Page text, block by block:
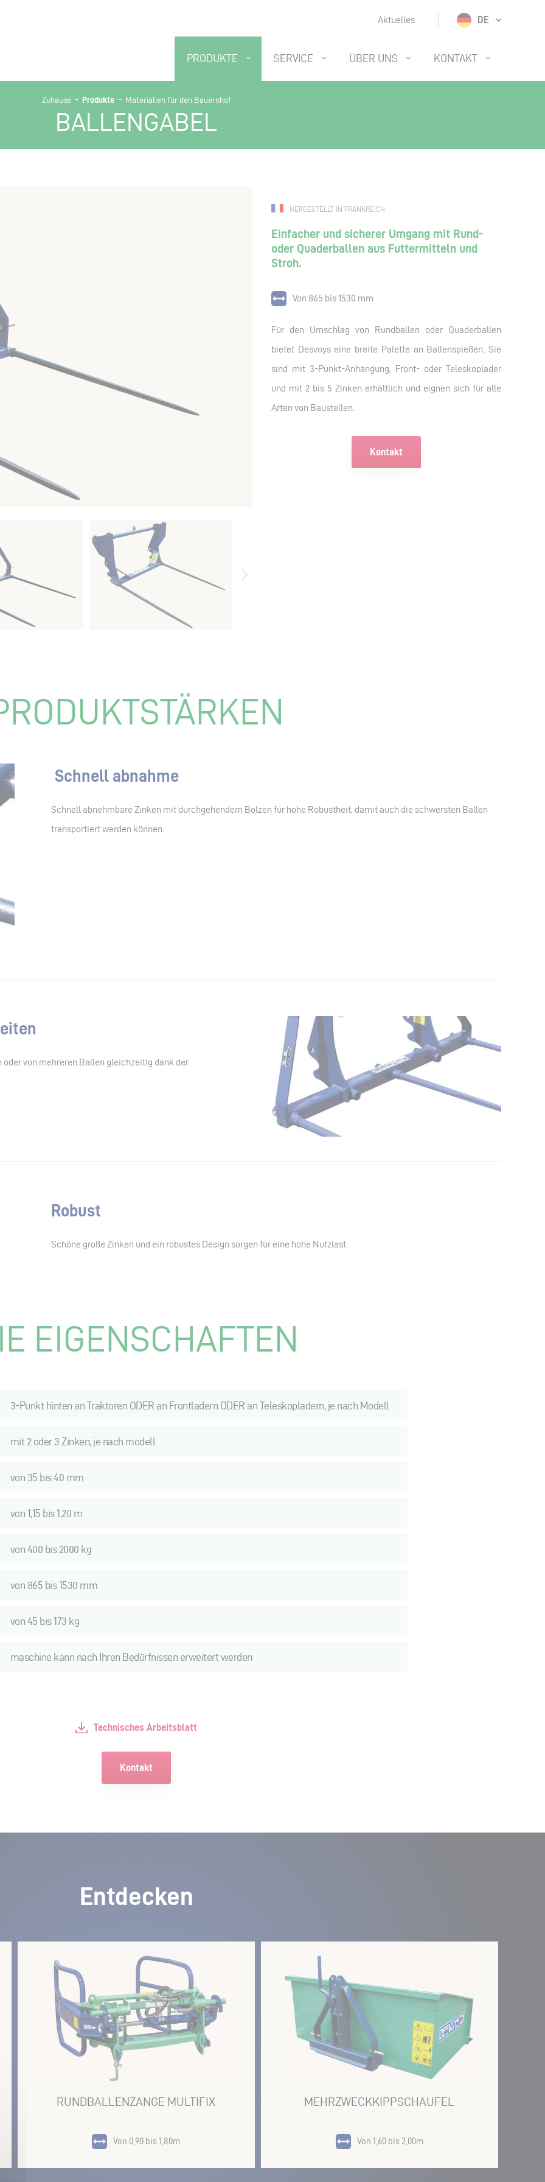
PRODUKTE SERVICE ÜBER UNS KONTAKT
Aktuelles DE
Zuhause- Produkte- Materialien für den Bauernhof
BALLENGABEL
HERGESTELLT IN FRANKREICH
Einfacher und sicherer Umgang mit Rund-
oder Quaderballen aus Futtermitteln und
Stroh.
Von 865 bis 1530 mm
Für den Umschlag von Rundballen oder Quaderballen
bietet Desvoys eine breite Palette an Ballenspießen. Sie
sind mit 3-Punkt-Anhängung, Front- oder Teleskoplader
und mit 2 bis 5 Zinken erhältlich und eignen sich für alle
Arten von Baustellen.
Kontakt
Schnell abnahme
Schnell abnehmbare Zinken mit durchgehendem Bolzen für hohe Robustheit, damit auch die schwersten Ballen
transportiert werden können.
von mehreren Ballen gleichzeitig dank der
Robust
Schöne große Zinken und ein robustes Design sorgen für eine hohe Nutzlast.
EIGENSCHAFTEN
3-Punkt hinten an Traktoren ODER an Frontladern ODER an Teleskopladern, je nach Modell
mit 2 oder 3 Zinken, je nach modell
von 35 bis 40 mm
von 1,15 bis 1,20 m
von 400 bis 2000 kg
von 865 bis 1530 mm
von 45 bis 173 kg
maschine kann nach Ihren Bedürfnissen erweitert werden
Technisches Arbeitsblatt
Kontakt
Entdecken
RUNDBALLENZANGE MULTIFIX
Von 0,90 bis 1,80m
MEHRZWECKKIPPSCHAUFEL
Von 1,60 bis 2,00m